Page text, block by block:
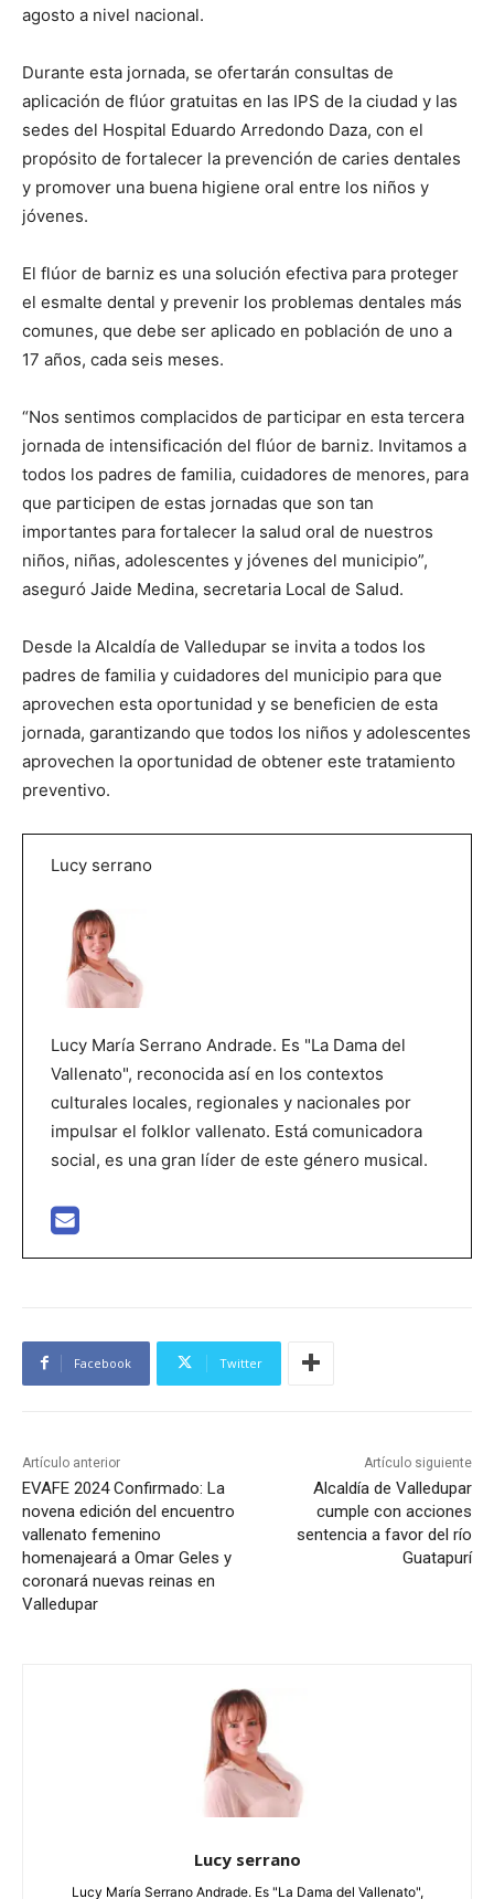
agosto a nivel nacional.
Durante esta jornada, se ofertarán consultas de
aplicación de flúor gratuitas en las IPS de la ciudad y las
sedes del Hospital Eduardo Arredondo Daza, con el
propósito de fortalecer la prevención de caries dentales
y promover una buena higiene oral entre los niños y
jóvenes.
El flúor de barniz es una solución efectiva para proteger
el esmalte dental y prevenir los problemas dentales más
comunes, que debe ser aplicado en población de uno a
17 años, cada seis meses.
“Nos sentimos complacidos de participar en esta tercera
jornada de intensificación del flúor de barniz. Invitamos a
todos los padres de familia, cuidadores de menores, para
que participen de estas jornadas que son tan
importantes para fortalecer la salud oral de nuestros
niños, niñas, adolescentes y jóvenes del municipio”,
aseguró Jaide Medina, secretaria Local de Salud.
Desde la Alcaldía de Valledupar se invita a todos los
padres de familia y cuidadores del municipio para que
aprovechen esta oportunidad y se beneficien de esta
jornada, garantizando que todos los niños y adolescentes
aprovechen la oportunidad de obtener este tratamiento
preventivo.
Lucy serrano
Lucy María Serrano Andrade. Es "La Dama del
Vallenato", reconocida así en los contextos
culturales locales, regionales y nacionales por
impulsar el folklor vallenato. Está comunicadora
social, es una gran líder de este género musical.
Facebook Twitter
Artículo anterior
EVAFE 2024 Confirmado: La
novena edición del encuentro
vallenato femenino
homenajeará a Omar Geles y
coronará nuevas reinas en
Valledupar
Artículo siguiente
Alcaldía de Valledupar
cumple con acciones
sentencia a favor del río
Guatapurí
Lucy serrano
Lucy María Serrano Andrade. Es "La Dama del Vallenato",